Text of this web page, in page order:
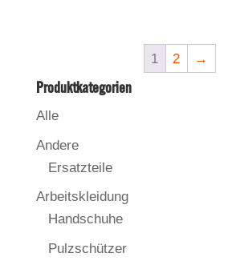
1 2 →
Produktkategorien
Alle
Andere
Ersatzteile
Arbeitskleidung
Handschuhe
Pulzschützer